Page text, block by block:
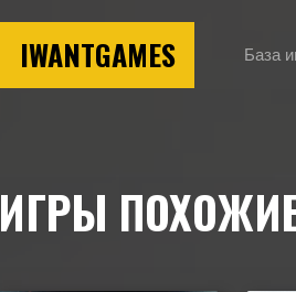
IWANTGAMES База
ИГРЫ
Подборка игр, похожих на Metro